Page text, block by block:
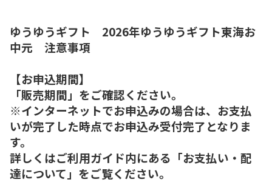
ゆうゆうギフト 2026年ゆうゆうギフト東海お
中元 注意事項
【お申込期間】
「販売期間」をご確認ください。
※インターネットでお申込みの場合は、お支払
いが完了した時点でお申込み受付完了となりま
す。
詳しくはご利用ガイド内にある「お支払い・配
達について」をご覧ください。